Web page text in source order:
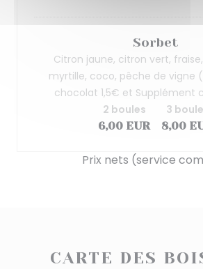
Sorbet
Citron jaune, citron vert,
myrtille, coco, pêche de vigne
chocolat 1,5€ et Supplément
6,00 EUR
2 boules
8,00
3
Prix nets (service
CARTE DES